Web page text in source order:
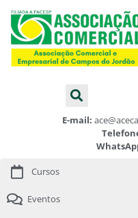
E-mail:
Cursos
Eventos